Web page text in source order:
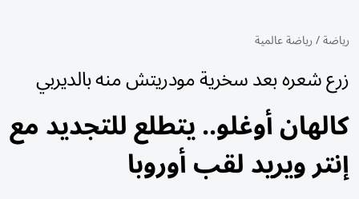
رياضة/رياضة عالمية
زرع شعره بعد سخرية مودريتش منه بالديربي
كالهان أوغلو.. يتطلع للتجديد مع
إنتر ويريد لقب أوروبا